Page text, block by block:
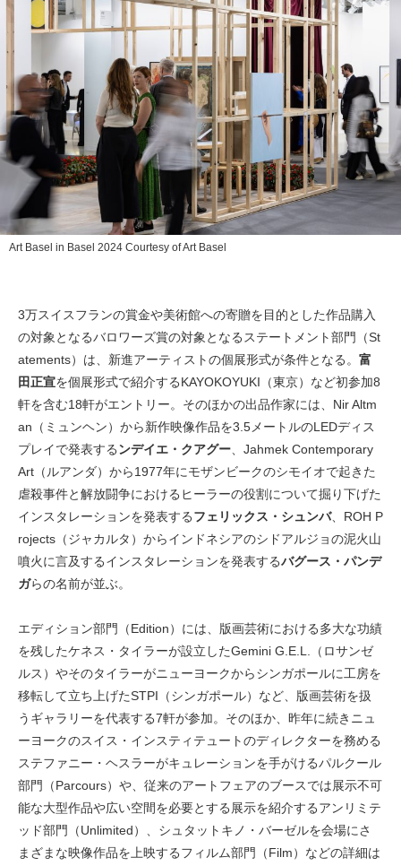
Art Basel in Basel 2024 Courtesy of Art Basel
3万スイスフランの賞金や美術館への寄贈を目的とした作品購入
の対象となるバロワーズ賞の対象となるステートメント部門（St
atements）は、新進アーティストの個展形式が条件となる。 富
田正宣を個展形式で紹介するKAYOKOYUKI（東京）など初参加8
軒を含む18軒がエントリー。そのほかの出品作家には、Nir Altm
an（ミュンヘン）から新作映像作品を3.5メートルのLEDディス
プレイで発表する ンデイエ・クアグー 、Jahmek Contemporary
Art（ルアンダ）から1977年にモザンビークのシモイオで起きた
虐殺事件と解放闘争におけるヒーラーの役割について掘り下げた
インスタレーションを発表するフェリックス・シュンバ、ROH P
rojects（ジャカルタ）からインドネシアのシドアルジョの泥火山
噴火に言及するインスタレーションを発表するバグース・パンデ
ガらの名前が並ぶ。
エディション部門（Edition）には、版画芸術における多大な功績
を残したケネス・タイラーが設立したGemini G.E.L.（ロサンゼ
ルス）やそのタイラーがニューヨークからシンガポールに工房を
移転して立ち上げたSTPI（シンガポール）など、版画芸術を扱
うギャラリーを代表する7軒が参加。そのほか、昨年に続きニュ
ーヨークのスイス・インスティテュートのディレクターを務める
ステファニー・ヘスラーがキュレーションを手がけるパルクール
部門（Parcours）や、従来のアートフェアのブースでは展示不可
能な大型作品や広い空間を必要とする展示を紹介するアンリミテ
ッド部門（Unlimited）、シュタットキノ・バーゼルを会場にさ
まざまな映像作品を上映するフィルム部門（Film）などの詳細は